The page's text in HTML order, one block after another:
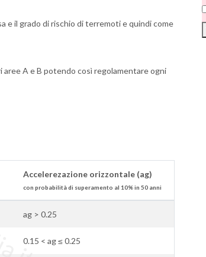
e il grado di rischio di terremoti e quindi come
A e B potendo così regolamentare ogni
Accelerezazione orizzontale (ag)
con probabilità di superamento al 10% in 50 anni
ag > 0.25
0.15 < ag ≤ 0.25